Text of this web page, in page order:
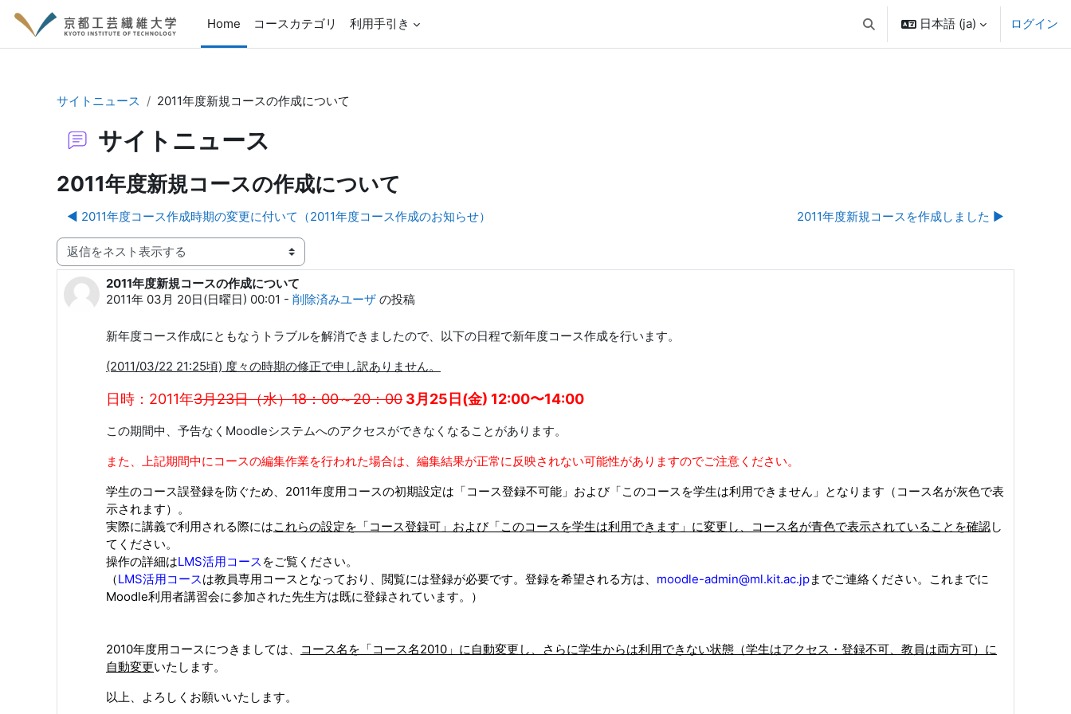
Home
コースカテゴリ 利用手引き 検索入力に切り替える
日本語 ‎(ja)‎ ログイン
サイトニュース 2011年度新規コースの作成について
サイトニュース
2011年度新規コースの作成について
◀︎ 2011年度コース作成時期の変更に付いて（2011年度コース作成のお知らせ）
2011年度新規コースを作成しました ▶︎
表示モード
2011年度新規コースの作成について
2011年 03月 20日(日曜日) 00:01 - 削除済みユーザ の投稿
返信数: 0
新年度コース作成にともなうトラブルを解消できましたので、以下の日程で新年度コース作成を行います。
(2011/03/22 21:25頃) 度々の時期の修正で申し訳ありません。
日時：2011年3月23日（水）18：00～20：00 3月25日(金) 12:00〜14:00
この期間中、予告なくMoodleシステムへのアクセスができなくなることがあります。
また、上記期間中にコースの編集作業を行われた場合は、編集結果が正常に反映されない可能性がありますのでご注意ください。
学生のコース誤登録を防ぐため、2011年度用コースの初期設定は「コース登録不可能」および「このコースを学生は利用できません」となります（コース名が灰色で表
示されます）。
実際に講義で利用される際にはこれらの設定を「コース登録可」および「このコースを学生は利用できます」に変更し、コース名が青色で表示されていることを確認し
てください。
操作の詳細はLMS活用コース をご覧ください。
（LMS活用コースは教員専用コースとなっており、閲覧には登録が必要です。登録を希望される方は、 moodle-admin@ml.kit.ac.jpまでご連絡ください。これまでに
Moodle利用者講習会に参加された先生方は既に登録されています。）
2010年度用コースにつきましては、
コース名を「コース名2010」に自動変更し、さらに学生からは利用できない状態（学生はアクセス・登録不可、教員は両方可）に
自動変更いたします。
以上、よろしくお願いいたします。